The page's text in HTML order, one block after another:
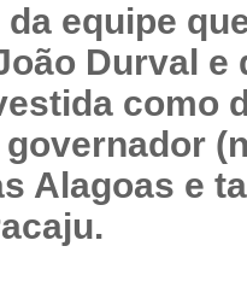
equipe
Durval e
como
Alagoas e